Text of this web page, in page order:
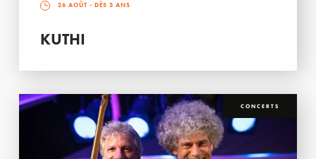
26 AOÛT - DÈS 3 ANS
KUTHI
CONCERTS